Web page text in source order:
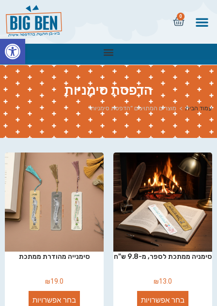
0
הדפסת סימניות
עמוד הבית > מוצרים המתויגים “הדפסת סימניות”
סימניה ממתכת לספר, מ-9.8 ש"ח
₪13.0
בחר אפשרויות
סימנייה מהודרת ממתכת
₪19.0
בחר אפשרויות